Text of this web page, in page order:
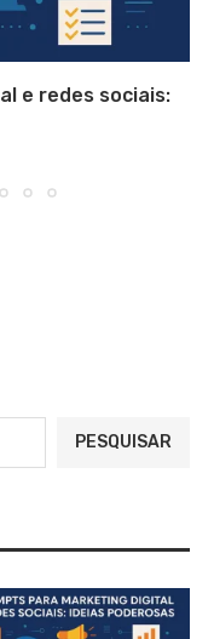
e redes sociais:
PESQUISAR